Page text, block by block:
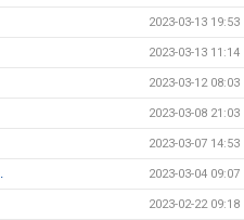
2023-03-13 19:53
2023-03-13 11:14
2023-03-12 08:03
2023-03-08 21:03
2023-03-07 14:53
2023-03-04 09:07
2023-02-22 09:18